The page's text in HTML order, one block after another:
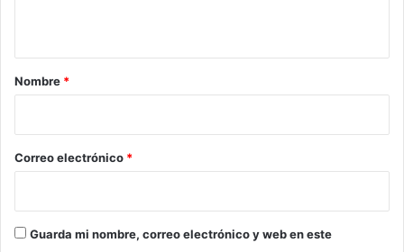
r
*
Nombre *
Correo electrónico *
Guarda mi nombre, correo electrónico y web en este